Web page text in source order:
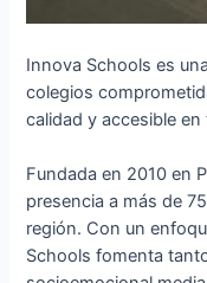
Innova Schools es
colegios
calidad y accesible
Fundada en 2010 en
presencia a más de
región. Con un
Schools fomenta